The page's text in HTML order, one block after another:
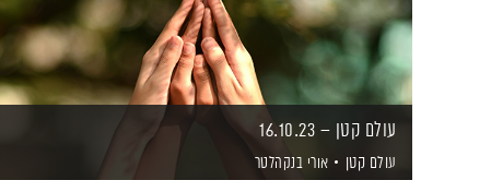
עולם קטן – 16.10.23
עולם קטן אורי בנקהלטר